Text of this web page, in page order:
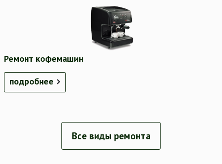
Ремонт кофемашин
подробнее
Все виды ремонта